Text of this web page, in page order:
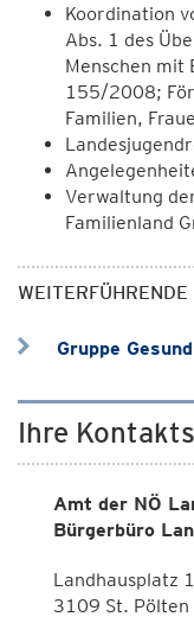
Koordination
Abs. 1 des
Menschen mit
155/2008;
Familien,
Verwaltung
Familienland
WEITERFÜHRENDE
Gruppe
Ihre
Amt der NÖ
Bürgerbüro
Landhausplatz
3109 St. Pölten